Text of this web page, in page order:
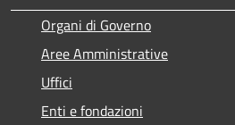
Organi di Governo
Aree Amministrative
Uffici
Enti e fondazioni